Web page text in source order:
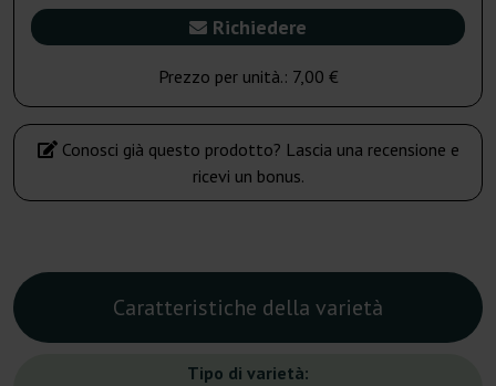
Richiedere
Prezzo per unità.: 7,00 €
Conosci già questo prodotto? Lascia una recensione e
ricevi un bonus.
Caratteristiche della varietà
Tipo di varietà: